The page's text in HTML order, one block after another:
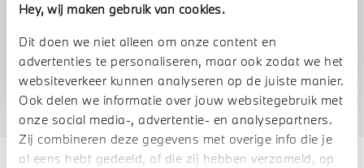
Hey, wij maken gebruik van cookies.
Dit doen we niet alleen om onze content en
advertenties te personaliseren, maar ook zodat we het
websiteverkeer kunnen analyseren op de juiste manier.
Ook delen we informatie over jouw websitegebruik met
onze social media-, advertentie- en analysepartners.
Zij combineren deze gegevens met overige info die je
al eens hebt gedeeld, of die zij hebben verzameld, op
U vertelt meer over uw auto
We verrekenen de waarde van uw auto
Deze zijn vergelijkbaar